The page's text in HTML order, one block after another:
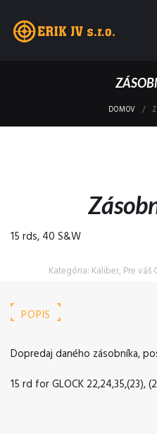
DOMOV
15 rds, 40 S&W
Kategória: Kaliber, Pre váš
POPIS
Dopredaj daného zásobníka,
15 rd for GLOCK 22,24,35,(23),